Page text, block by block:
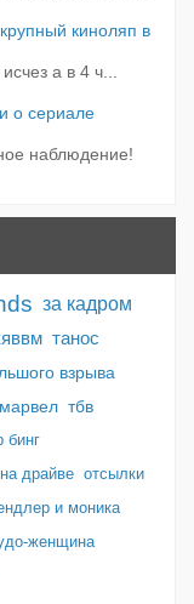
киноляп в
а в 4 ч...
о сериале
наблюдение!
за кадром
танос
взрыва
тбв
бинг
драйве отсылки
и моника
женщина